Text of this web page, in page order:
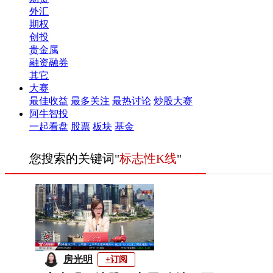
外汇
期权
创投
贵金属
融资融券
其它
大赛
最佳收益 最多关注 最热讨论 炒股大赛
阿牛智投
一起看盘 股票 板块 基金
您搜索的关键词"标志性K线"
房光明 +订阅